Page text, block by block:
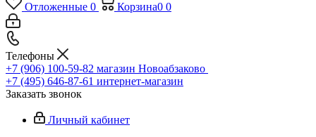
Отложенные 0 Корзина0 0
Телефоны
+7 (906) 100-59-82 магазин Новоабзаково
+7 (495) 646-87-61 интернет-магазин
Заказать звонок
Личный кабинет